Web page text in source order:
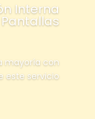
Interna
mayoría con
este servicio